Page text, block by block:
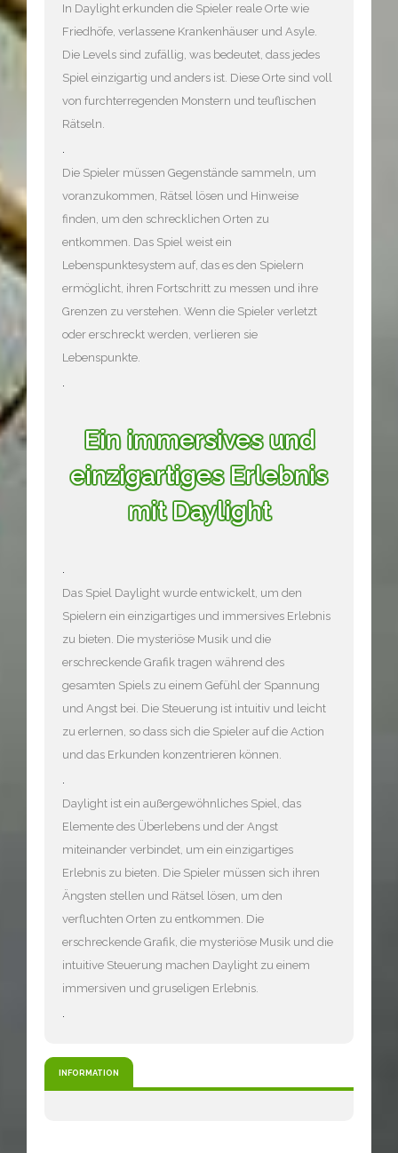
In Daylight erkunden die Spieler reale Orte wie
Friedhöfe, verlassene Krankenhäuser und Asyle.
Die Levels sind zufällig, was bedeutet, dass jedes
Spiel einzigartig und anders ist. Diese Orte sind voll
von furchterregenden Monstern und teuflischen
Rätseln.
Die Spieler müssen Gegenstände sammeln, um
voranzukommen, Rätsel lösen und Hinweise
finden, um den schrecklichen Orten zu
entkommen. Das Spiel weist ein
Lebenspunktesystem auf, das es den Spielern
ermöglicht, ihren Fortschritt zu messen und ihre
Grenzen zu verstehen. Wenn die Spieler verletzt
oder erschreckt werden, verlieren sie
Lebenspunkte.
Ein immersives und
einzigartiges Erlebnis
mit Daylight
Das Spiel Daylight wurde entwickelt, um den
Spielern ein einzigartiges und immersives Erlebnis
zu bieten. Die mysteriöse Musik und die
erschreckende Grafik tragen während des
gesamten Spiels zu einem Gefühl der Spannung
und Angst bei. Die Steuerung ist intuitiv und leicht
zu erlernen, so dass sich die Spieler auf die Action
und das Erkunden konzentrieren können.
Daylight ist ein außergewöhnliches Spiel, das
Elemente des Überlebens und der Angst
miteinander verbindet, um ein einzigartiges
Erlebnis zu bieten. Die Spieler müssen sich ihren
Ängsten stellen und Rätsel lösen, um den
verfluchten Orten zu entkommen. Die
erschreckende Grafik, die mysteriöse Musik und die
intuitive Steuerung machen Daylight zu einem
immersiven und gruseligen Erlebnis.
INFORMATION